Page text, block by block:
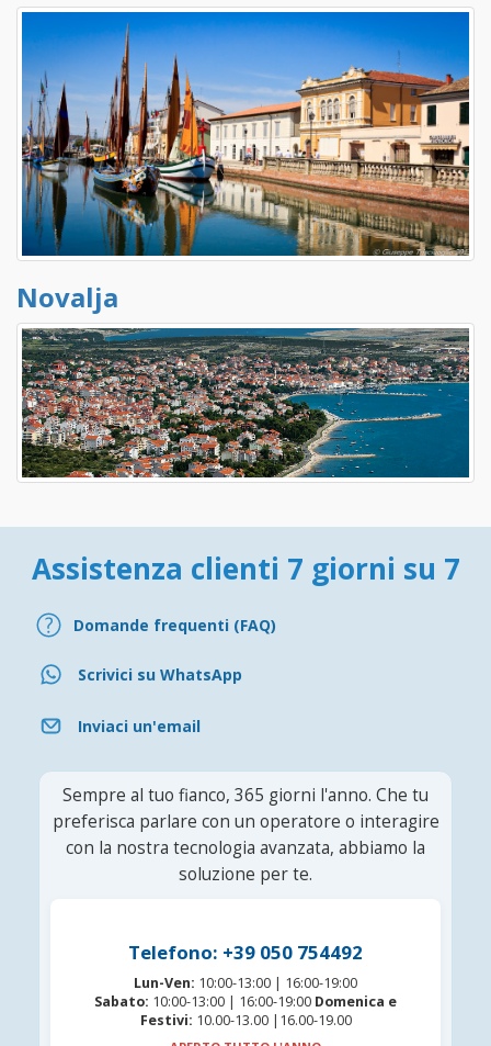
Novalja
Assistenza clienti 7 giorni su 7
Domande frequenti (FAQ)
Scrivici su WhatsApp
Inviaci un'email
Sempre al tuo fianco, 365 giorni l'anno. Che tu
preferisca parlare con un operatore o interagire
con la nostra tecnologia avanzata, abbiamo la
soluzione per te.
Telefono: +39 050 754492
Lun-Ven: 10:00-13:00 | 16:00-19:00
Sabato: 10:00-13:00 | 16:00-19:00 Domenica e
Festivi: 10.00-13.00 |16.00-19.00